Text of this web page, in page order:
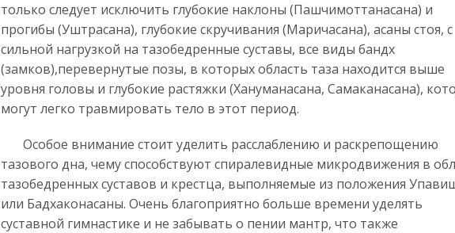
только следует исключить глубокие наклоны (Пашчимоттанасана) и
прогибы (Уштрасана), глубокие скручивания (Маричасана), асаны стоя, с
сильной нагрузкой на тазобедренные суставы, все виды бандх
(замков),перевернутые позы, в которых область таза находится выше
уровня головы и глубокие растяжки (Хануманасана, Самаканасана),
могут легко травмировать тело в этот период.
Особое внимание стоит уделить расслаблению и раскрепощению
тазового дна, чему способствуют спиралевидные микродвижения в
тазобедренных суставов и крестца, выполняемые из положения
или Бадхаконасаны. Очень благоприятно больше времени уделять
суставной гимнастике и не забывать о пении мантр, что также